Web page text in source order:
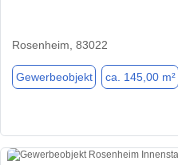
Rosenheim, 83022
Gewerbeobjekt ca. 145,00 m²